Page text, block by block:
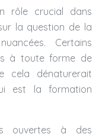
rôle crucial dans
la question de la
Certains
à toute forme de
cela dénaturerait
est la formation
ouvertes à des